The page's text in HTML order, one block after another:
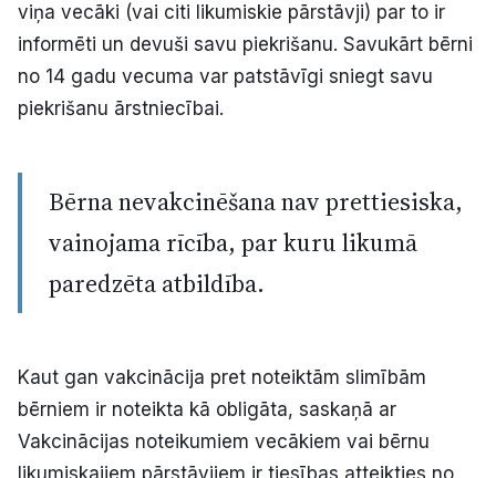
viņa vecāki (vai citi likumiskie pārstāvji) par to ir
informēti un devuši savu piekrišanu. Savukārt bērni
no 14 gadu vecuma var patstāvīgi sniegt savu
piekrišanu ārstniecībai.
Bērna nevakcinēšana nav prettiesiska,
vainojama rīcība, par kuru likumā
paredzēta atbildība.
Kaut gan vakcinācija pret noteiktām slimībām
bērniem ir noteikta kā obligāta, saskaņā ar
Vakcinācijas noteikumiem vecākiem vai bērnu
likumiskajiem pārstāvjiem ir tiesības atteikties no